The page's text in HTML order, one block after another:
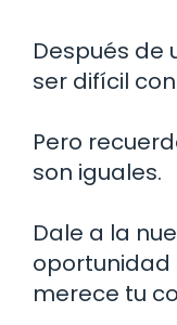
Después de
ser difícil
Pero
son iguales.
Dale a la
merece tu